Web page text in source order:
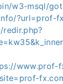
w3-msql/
?url=prof-
www.prof-